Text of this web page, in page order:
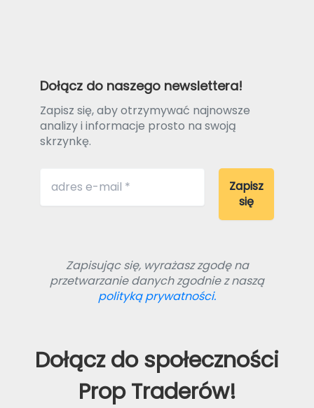
Dołącz do naszego newslettera!
Zapisz się, aby otrzymywać najnowsze
analizy i informacje prosto na swoją
skrzynkę.
Zapisując się, wyrażasz zgodę na
przetwarzanie danych zgodnie z naszą
polityką prywatności.
Dołącz do społeczności
Prop Traderów!